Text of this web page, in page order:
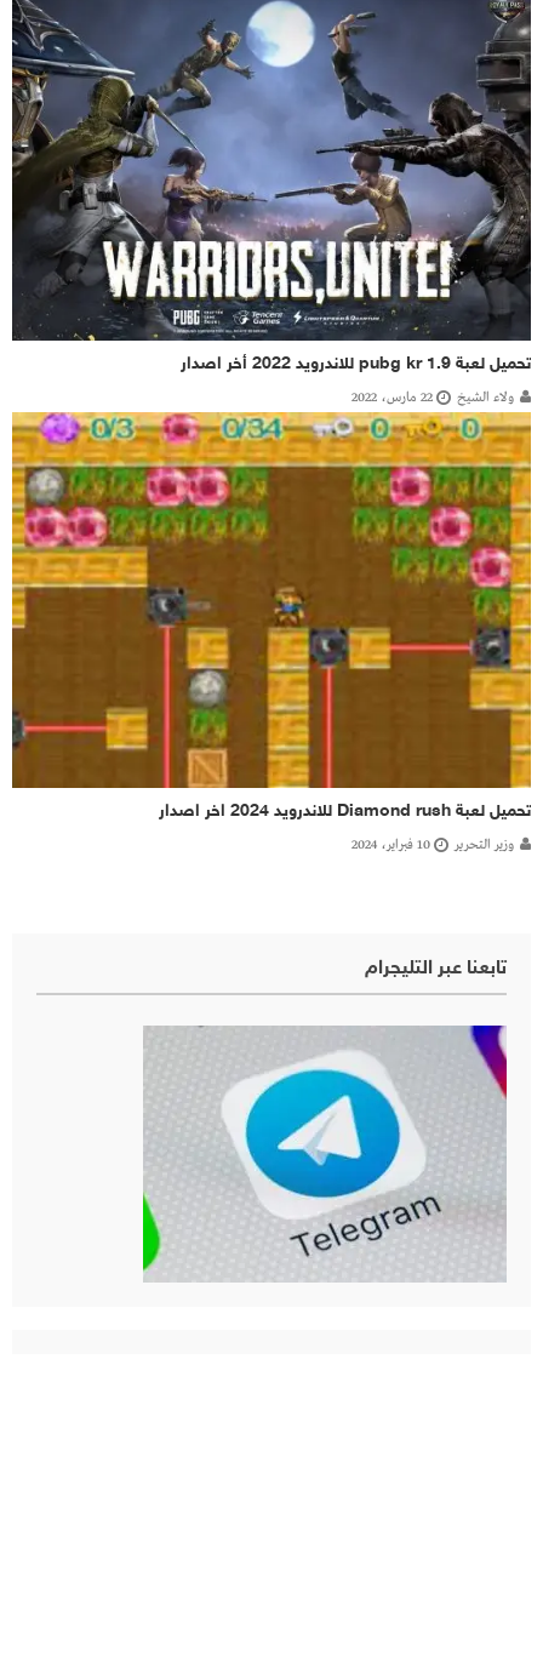
تحميل لعبة pubg kr 1.9 للاندرويد 2022 أخر اصدار
ولاء الشيخ 22 مارس، 2022
تحميل لعبة Diamond rush للاندرويد 2024 اخر اصدار
وزير التحرير 10 فبراير، 2024
تابعنا عبر التليجرام